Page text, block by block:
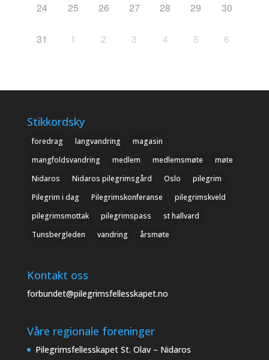
24 25 26 27 28 29 30
31 1 2 3 4 5 6
Stikkordsky
foredrag langvandring
magasin
mangfoldsvandring
medlem medlemsmøte
møte
Nidaros
Nidaros pilegrimsgård Oslo
pilegrim
Pilegrim i dag
Pilegrimskonferanse
pilegrimskveld
pilegrimsmottak
pilegrimspass
st hallvard
Tunsbergleden
vandring årsmøte
Kontakt oss
forbundet@pilegrimsfellesskapet.no
Våre regionale foreninger
Pilegrimsfellesskapet St. Olav – Nidaros